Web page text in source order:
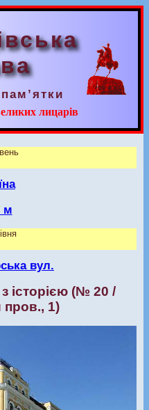
лицарів
м
вул.
історією (№ 20 /
1)